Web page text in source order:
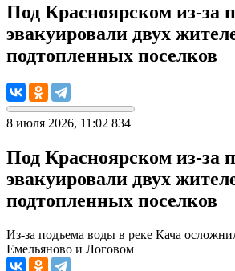
Под Красноярском из-за
эвакуировали двух
подтопленных поселков
8 июля 2026, 11:02 834
Под Красноярском из-за
эвакуировали двух
подтопленных поселков
Из-за подъема воды в реке Кача
Емельяново и Логовом